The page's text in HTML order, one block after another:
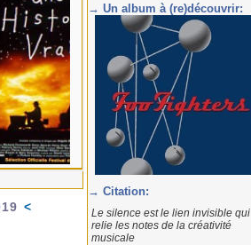
<
→ Un album à (re)découvrir:
→ Citation:
Le silence est le lien invisible qui
relie les notes de la créativité
musicale